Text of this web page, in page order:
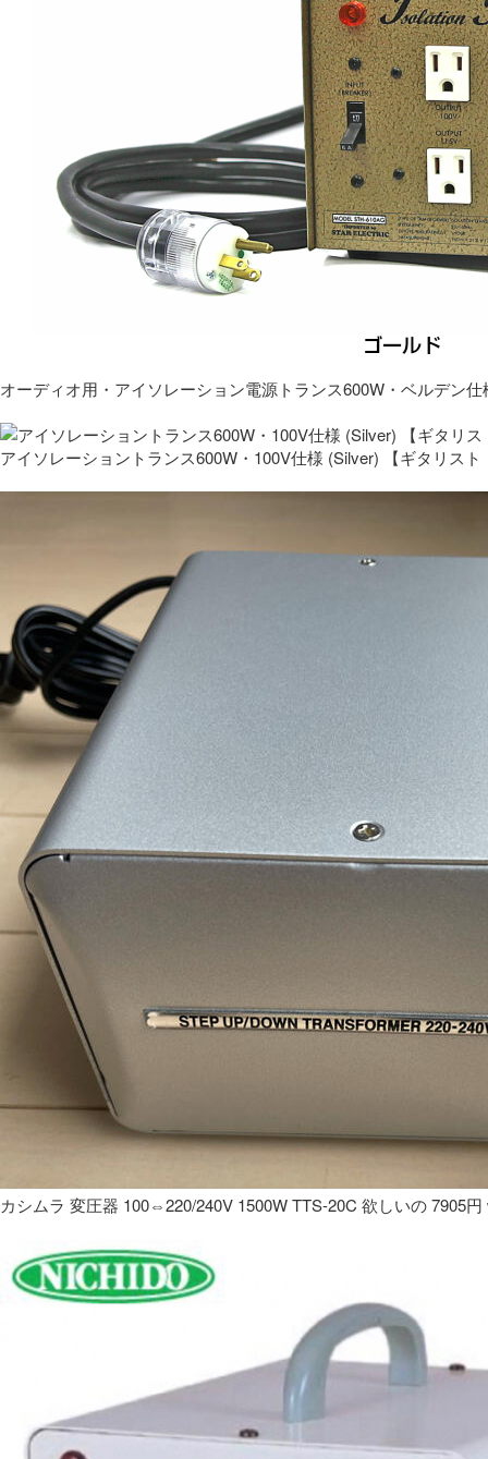
オーディオ用・アイソレーション電源トランス600W・ベルデン仕
アイソレーショントランス600W・100V仕様 (Silver) 【ギタリス
カシムラ 変圧器 100⇔220/240V 1500W TTS-20C 欲しいの 7905円